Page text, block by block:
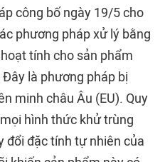
công bố ngày 19/5 cho
phương pháp xử lý bằng
tính cho sản phẩm
là phương pháp bị
minh châu Âu (EU). Quy
hình thức khử trùng
đổi đặc tính tự nhiên của